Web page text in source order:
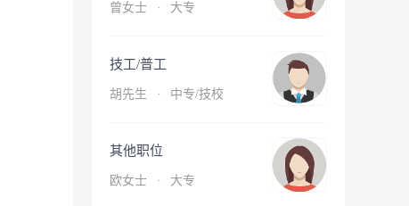
曾女士 · 大专
技工/普工
胡先生 · 中专/技校
其他职位
欧女士 · 大专